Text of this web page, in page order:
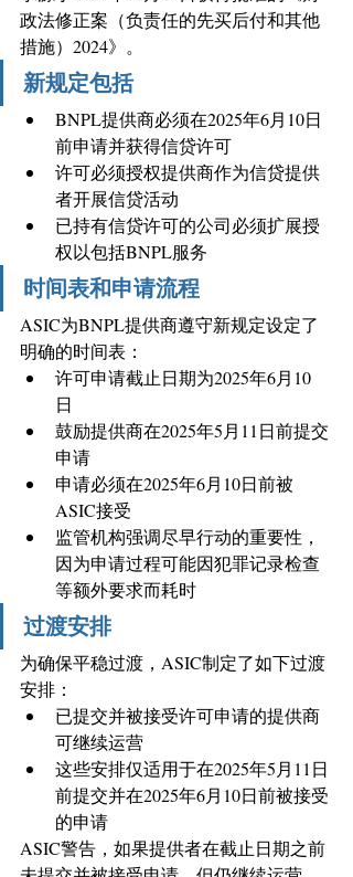
政法修正案（负责任的先买后付和其他
措施）2024》。
新规定包括
BNPL提供商必须在2025年6月10日
前申请并获得信贷许可
许可必须授权提供商作为信贷提供
者开展信贷活动
已持有信贷许可的公司必须扩展授
权以包括BNPL服务
时间表和申请流程
ASIC为BNPL提供商遵守新规定设定了
明确的时间表：
许可申请截止日期为2025年6月10
日
鼓励提供商在2025年5月11日前提交
申请
申请必须在2025年6月10日前被
ASIC接受
监管机构强调尽早行动的重要性，
因为申请过程可能因犯罪记录检查
等额外要求而耗时
过渡安排
为确保平稳过渡，ASIC制定了如下过渡
安排：
已提交并被接受许可申请的提供商
可继续运营
这些安排仅适用于在2025年5月11日
前提交并在2025年6月10日前被接受
的申请
ASIC警告，如果提供者在截止日期之前